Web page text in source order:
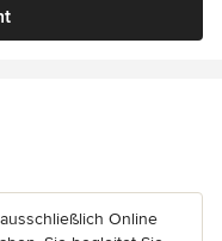
Sternen
Online